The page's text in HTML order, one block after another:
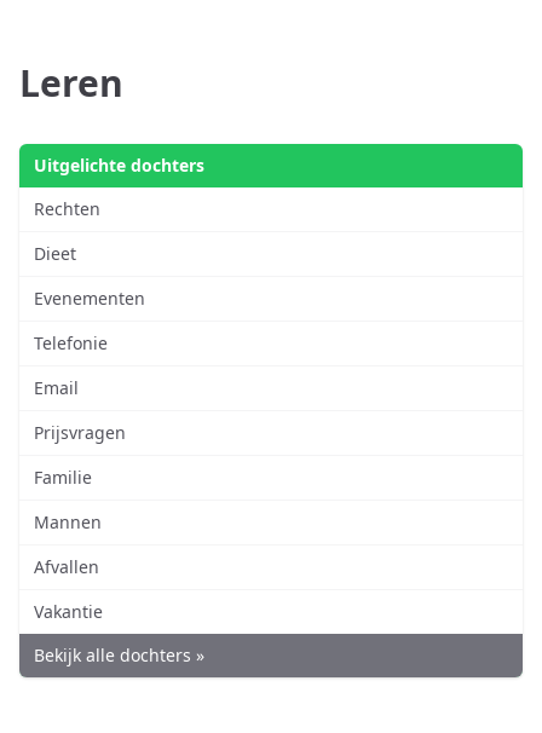
Leren
Uitgelichte dochters
Rechten
Dieet
Evenementen
Telefonie
Email
Prijsvragen
Familie
Mannen
Afvallen
Vakantie
Bekijk alle dochters »